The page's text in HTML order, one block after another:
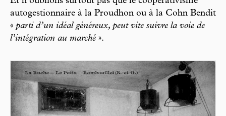
autogestionnaire à la Proudhon ou à la Cohn Bendit
« parti d’un idéal généreux, peut vite suivre la voie de
l’intégration au marché ».